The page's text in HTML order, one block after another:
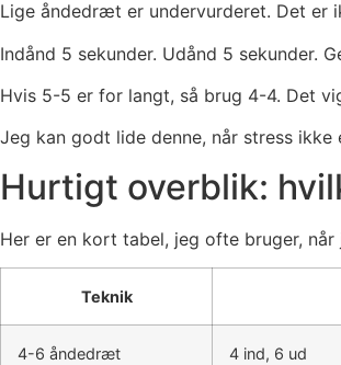
Lige åndedræt er undervurderet. Det er
Indånd 5 sekunder. Udånd 5 sekunder.
Hvis 5-5 er for langt, så brug 4-4. Det
Jeg kan godt lide denne, når stress ikke
Hurtigt overblik:
Her er en kort tabel, jeg ofte bruger,
Teknik
4-6 åndedræt 4 ind, 6 ud